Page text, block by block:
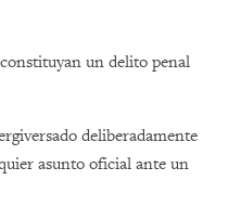
un delito penal
deliberadamente
asunto oficial ante un